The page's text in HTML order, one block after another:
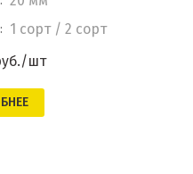
1 сорт / 2 сорт
шт